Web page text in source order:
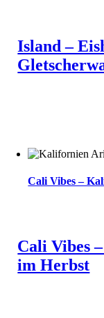
Island –
Cali Vibes –
Cali Vibes
im Herbst